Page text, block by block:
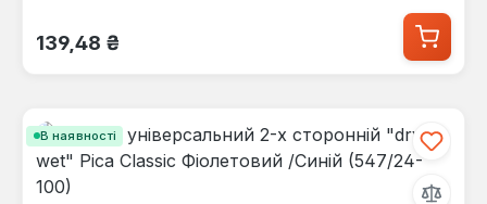
Звичайна ціна:
139,48 ₴
В наявності